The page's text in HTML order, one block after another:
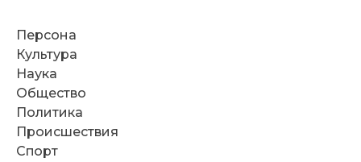
Персона
Культура
Наука
Общество
Политика
Происшествия
Спорт